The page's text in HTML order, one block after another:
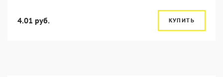
4.01 руб. КУПИТЬ